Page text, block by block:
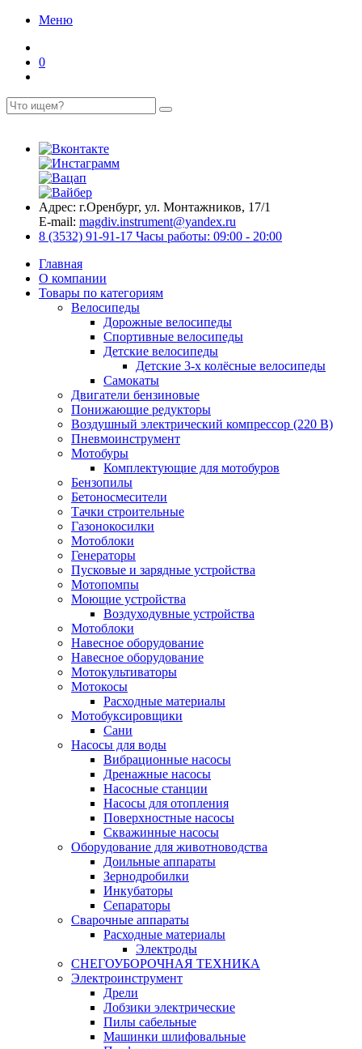
Меню
0
Адрес: г.Оренбург, ул. Монтажников, 17/1
E-mail: magdiv.instrument@yandex.ru
8 (3532) 91-91-17 Часы работы: 09:00 - 20:00
Главная
О компании
Товары по категориям
Велосипеды
Дорожные велосипеды
Спортивные велосипеды
Детские велосипеды
Детские 3-х колёсные велосипеды
Самокаты
Двигатели бензиновые
Понижающие редукторы
Воздушный электрический компрессор (220 В)
Пневмоинструмент
Мотобуры
Комплектующие для мотобуров
Бензопилы
Бетоносмесители
Тачки строительные
Газонокосилки
Мотоблоки
Генераторы
Пусковые и зарядные устройства
Мотопомпы
Моющие устройства
Воздуходувные устройства
Мотоблоки
Навесное оборудование
Навесное оборудование
Мотокультиваторы
Мотокосы
Расходные материалы
Мотобуксировщики
Сани
Насосы для воды
Вибрационные насосы
Дренажные насосы
Насосные станции
Насосы для отопления
Поверхностные насосы
Скважинные насосы
Оборудование для животноводства
Доильные аппараты
Зернодробилки
Инкубаторы
Сепараторы
Сварочные аппараты
Расходные материалы
Электроды
СНЕГОУБОРОЧНАЯ ТЕХНИКА
Электроинструмент
Дрели
Лобзики электрические
Пилы сабельные
Машинки шлифовальные